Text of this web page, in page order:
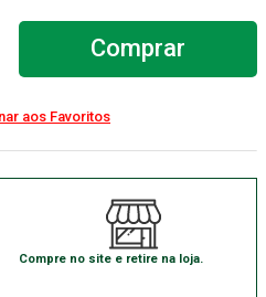
Comprar
Compre no site e retire na loja.